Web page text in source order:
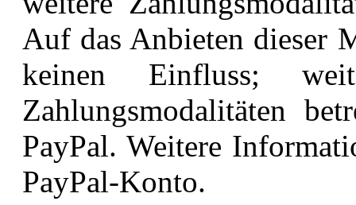
Auf das Anbieten dieser
keinen Einfluss;
Zahlungsmodalitäten
PayPal.Weitere
PayPal-Konto.